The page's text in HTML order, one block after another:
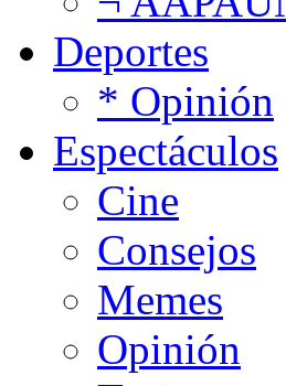
Deportes
* Opinión
Espectáculos
Cine
Consejos
Memes
Opinión